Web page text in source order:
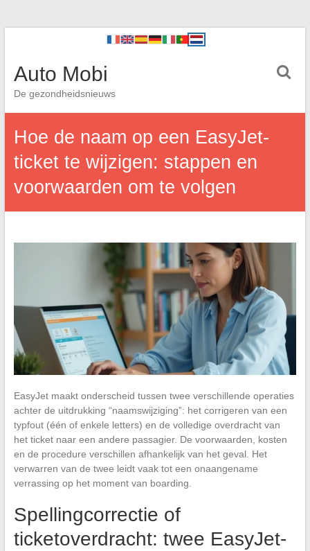
Auto Mobi
De gezondheidsnieuws
Hoe de naam op een EasyJet-
ticket te wijzigen: stappen en
voorwaarden om te volgen
EasyJet maakt onderscheid tussen twee verschillende operaties
achter de uitdrukking “naamswijziging”: het corrigeren van een
typfout (één of enkele letters) en de volledige overdracht van
het ticket naar een andere passagier. De voorwaarden, kosten
en de procedure verschillen afhankelijk van het geval. Het
verwarren van de twee leidt vaak tot een onaangename
verrassing op het moment van boarding.
Spellingcorrectie of
ticketoverdracht: twee EasyJet-